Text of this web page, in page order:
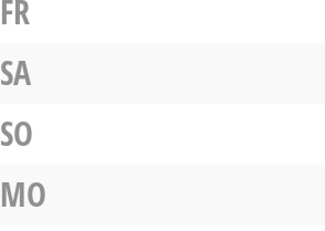
FR
SA
SO
MO